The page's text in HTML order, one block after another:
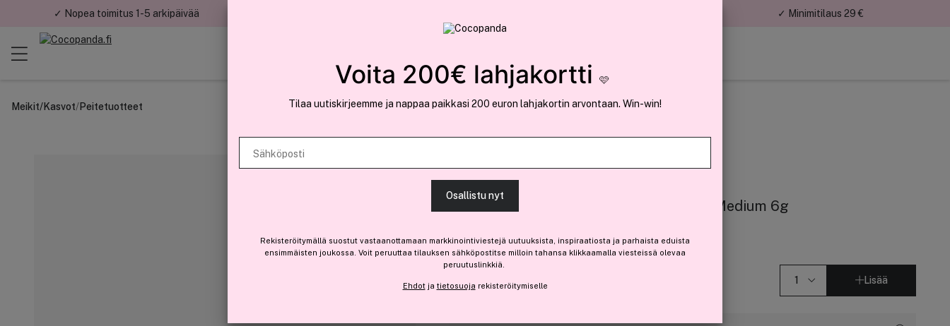
✓ Nopea toimitus 1-5 arkipäivää ✓ Minimitilaus 29 €
Meikit/Kasvot/Peitetuotteet
MAC
Studio Fix Conceal And Correct Palette Medium 6g
Vain 3 varastossa
7,94 € / 1g
Lisää
Voita 200€ lahjakortti 🩷
Tilaa uutiskirjeemme ja nappaa paikkasi 200 euron lahjakortin arvontaan. Win-win!
Sähköposti
Osallistu nyt
Rekisteröitymällä suostut vastaanottamaan markkinointiviestejä uutuuksista, inspiraatiosta ja parhaista eduista
ensimmäisten joukossa. Voit peruuttaa tilauksen sähköpostitse milloin tahansa klikkaamalla viesteissä olevaa
peruutuslinkkiä.
Ehdotja tietosuoja rekisteröitymiselle